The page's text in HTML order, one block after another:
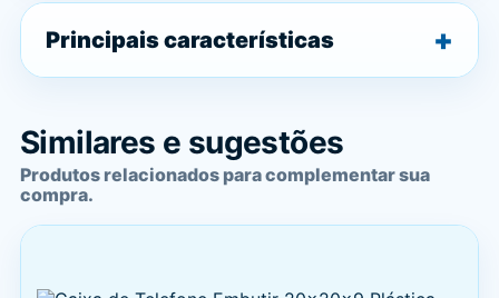
Principais características
Similares e sugestões
Produtos relacionados para complementar sua
compra.